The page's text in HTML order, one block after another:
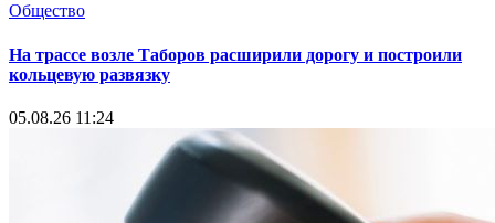
Общество
На трассе возле Таборов расширили дорогу и построили
кольцевую развязку
05.08.26 11:24